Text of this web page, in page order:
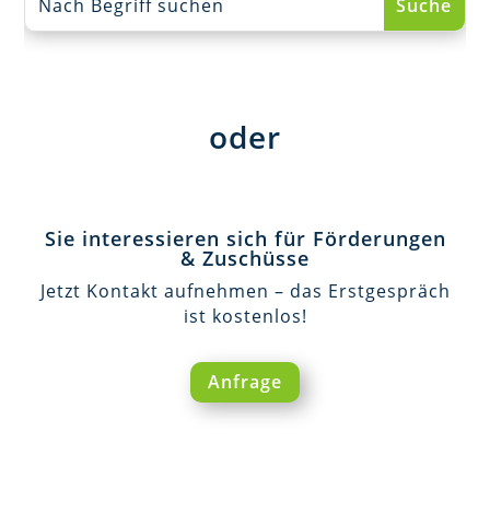
oder
Sie interessieren sich für Förderungen
& Zuschüsse
Jetzt Kontakt aufnehmen – das Erstgespräch
ist kostenlos!
Anfrage